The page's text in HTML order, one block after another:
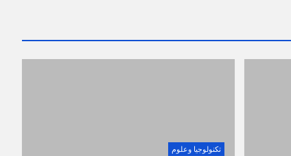
تكنولوجيا وعلوم